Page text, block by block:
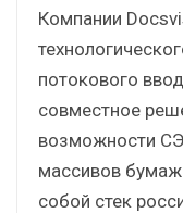
Компании
потокового
совместное
возможности
массивов
собой стек